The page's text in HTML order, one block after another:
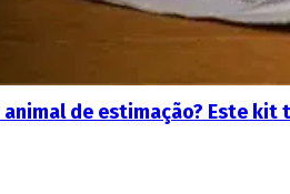
de estimação? Este kit